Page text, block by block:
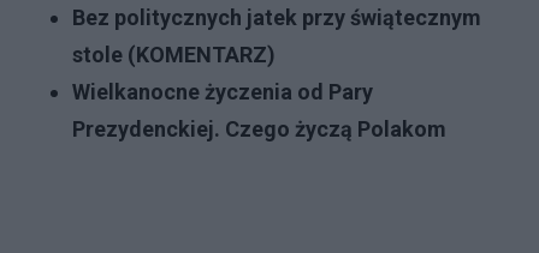
Bez politycznych jatek przy świątecznym
stole (KOMENTARZ)
Wielkanocne życzenia od Pary
Prezydenckiej. Czego życzą Polakom